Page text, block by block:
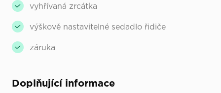
vyhřívaná zrcátka
výškově nastavitelné sedadlo řidiče
záruka
Doplňující informace